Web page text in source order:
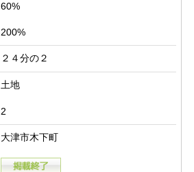
60%
200%
２４分の２
土地
2
大津市木下町